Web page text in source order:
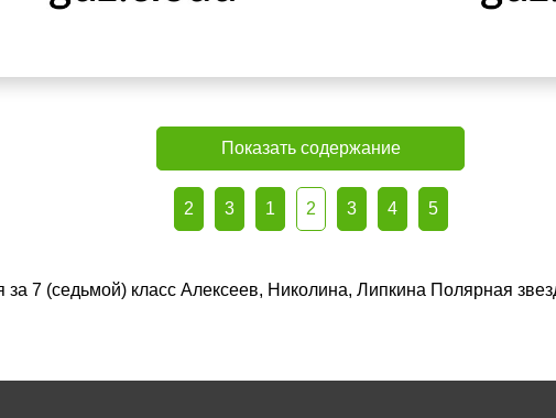
Показать содержание
2 3 1 2 3 4 5
за 7 (седьмой) класс Алексеев, Николина, Липкина Полярная